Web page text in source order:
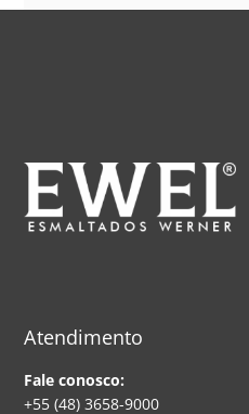
Atendimento
Fale conosco:
+55 (48) 3658-9000